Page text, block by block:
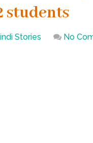
students
Stories No